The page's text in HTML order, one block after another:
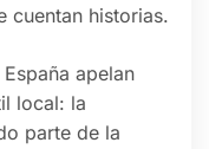
cuentan historias.
apelan
local: la
parte de la